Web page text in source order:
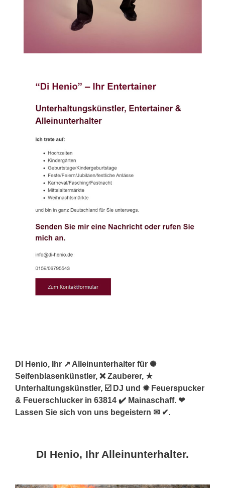
DI Henio, Ihr ↗️ Alleinunterhalter für ✺
Seifenblasenkünstler, ❌ Zauberer, ★
Unterhaltungskünstler, ☑️ DJ und ✹ Feuerspucker
& Feuerschlucker in 63814 ✔️ Mainaschaff. ❤
Lassen Sie sich von uns begeistern ✉ ✔.
DI Henio, Ihr Alleinunterhalter.